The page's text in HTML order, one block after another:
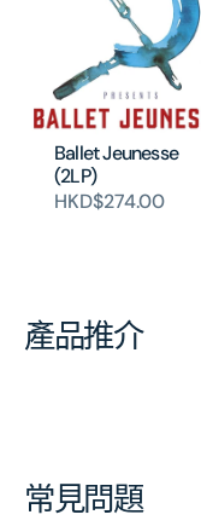
Ballet Jeunesse
(2LP)
HKD$274.00
產品推介
常見問題